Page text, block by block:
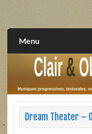
extrêmes, alternatives,
Menu
Dream Theater –